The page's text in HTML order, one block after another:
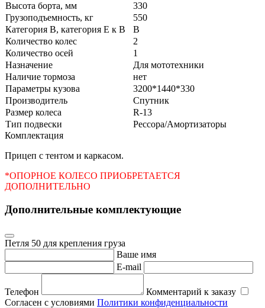
Высота борта, мм
330
Грузоподъемность, кг
550
Категория В, категория Е к В
В
Количество колес
2
Количество осей
1
Назначение
Для мототехники
Наличие тормоза
нет
Параметры кузова
3200*1440*330
Производитель
Спутник
Размер колеса
R-13
Тип подвески
Рессора/Амортизаторы
Комплек­тация
Прицеп с тентом и каркасом.
*ОПОРНОЕ КОЛЕСО ПРИОБРЕТАЕТСЯ
ДОПОЛНИТЕЛЬНО
Дополнительные комплектующие
Петля 50 для крепления груза
Ваше имя
E-mail
Телефон
Комментарий к заказу
Согласен с условиями Политики конфиденциальности